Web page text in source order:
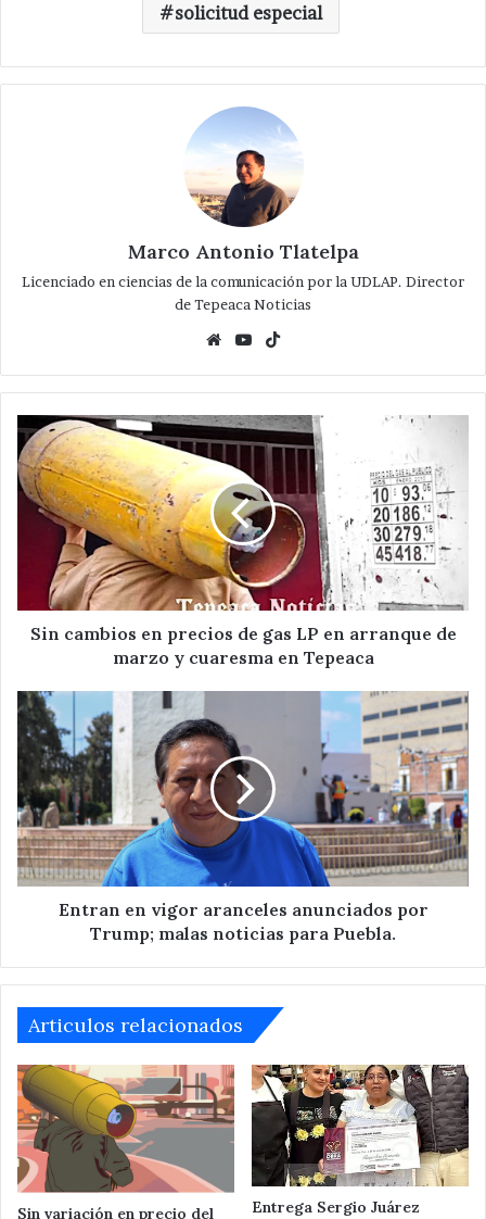
solicitud especial
Marco Antonio Tlatelpa
Licenciado en ciencias de la comunicación por la UDLAP. Director
de Tepeaca Noticias
WebsiteYouTube
Sin
cambios
en
precios
arranque
de
cuaresma
en
Tepeaca
Sin cambios en precios de gas LP en arranque de
marzo y cuaresma en Tepeaca
Entran
en
vigor
aranceles
anunciados
por
Trump;
malas
noticias
Entran en vigor aranceles anunciados por
Trump; malas noticias para Puebla.
Articulos relacionados
Sin variación en precio del
Entrega Sergio Juárez